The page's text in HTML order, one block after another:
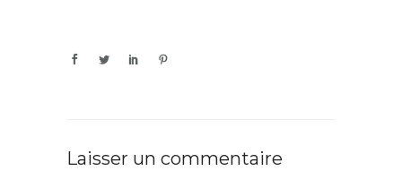
Laisser un commentaire